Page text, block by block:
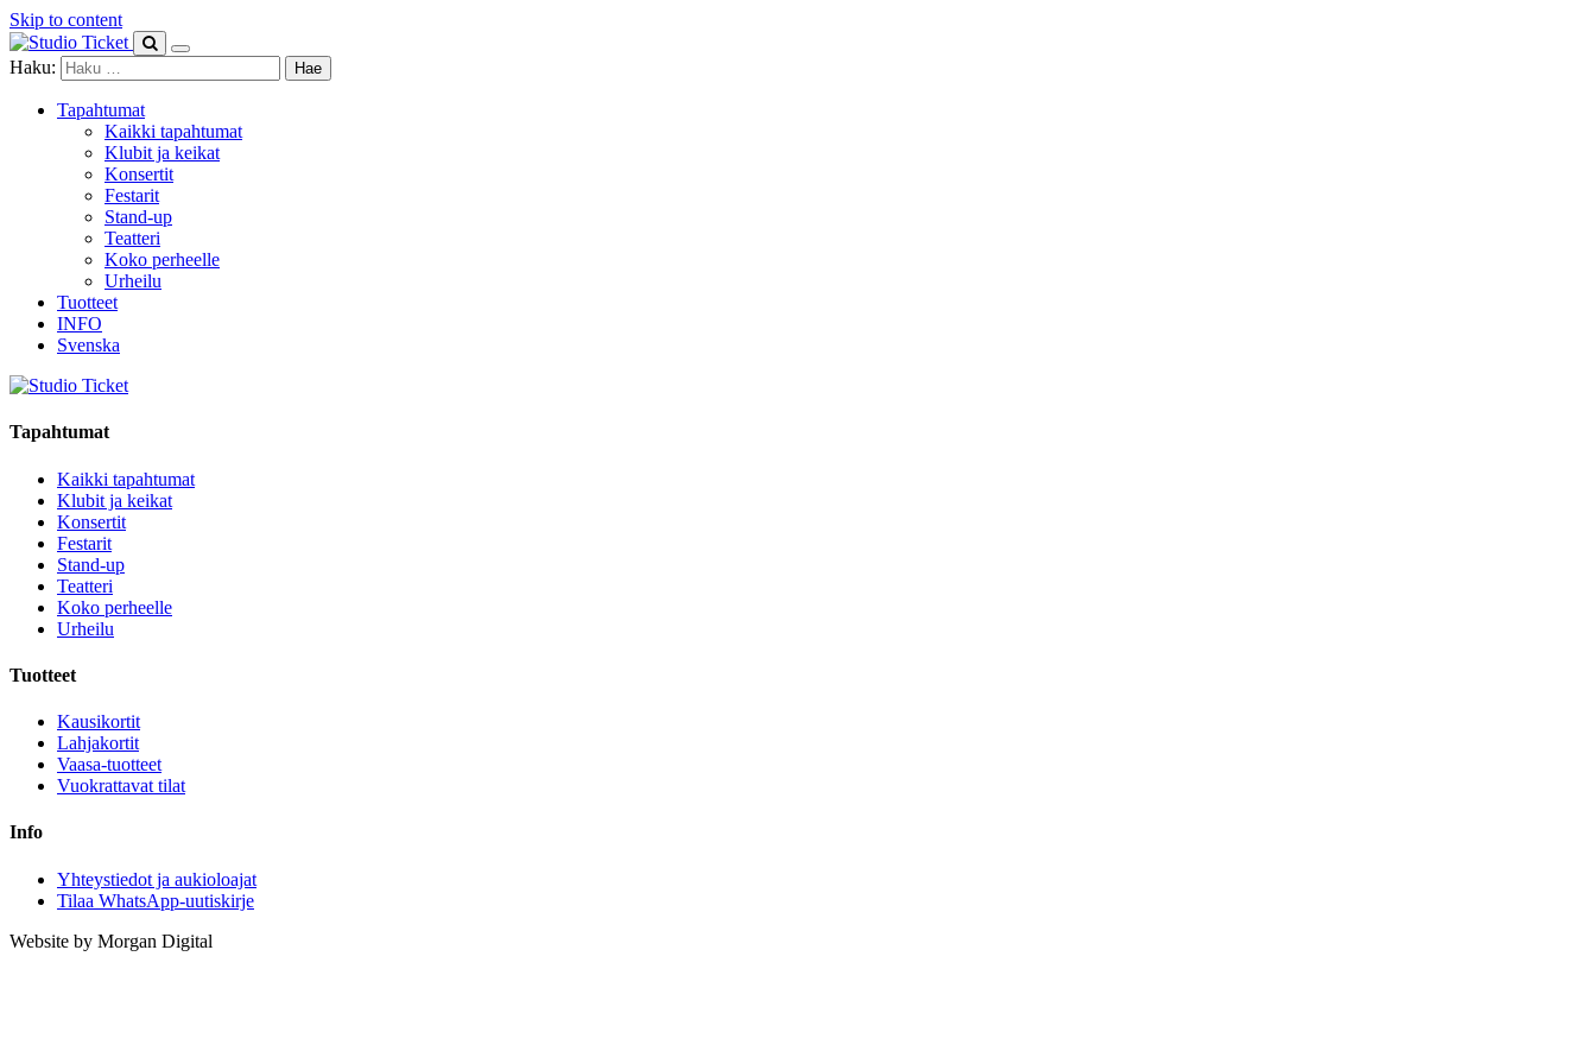
Skip to content
Haku:
Tapahtumat
Kaikki tapahtumat
Klubit ja keikat
Konsertit
Festarit
Stand-up
Teatteri
Koko perheelle
Urheilu
Tuotteet
INFO
Svenska
Tapahtumat
Kaikki tapahtumat
Klubit ja keikat
Konsertit
Festarit
Stand-up
Teatteri
Koko perheelle
Urheilu
Tuotteet
Kausikortit
Lahjakortit
Vaasa-tuotteet
Vuokrattavat tilat
Info
Yhteystiedot ja aukioloajat
Tilaa WhatsApp-uutiskirje
Website by Morgan Digital